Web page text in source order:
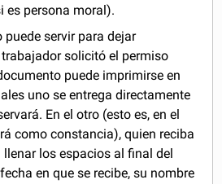
es persona moral).
servir para dejar
solicitó el permiso
puede imprimirse en
uno se entrega directamente
En el otro (esto es, en el
como constancia), quien reciba
los espacios al final del
en que se recibe, su nombre